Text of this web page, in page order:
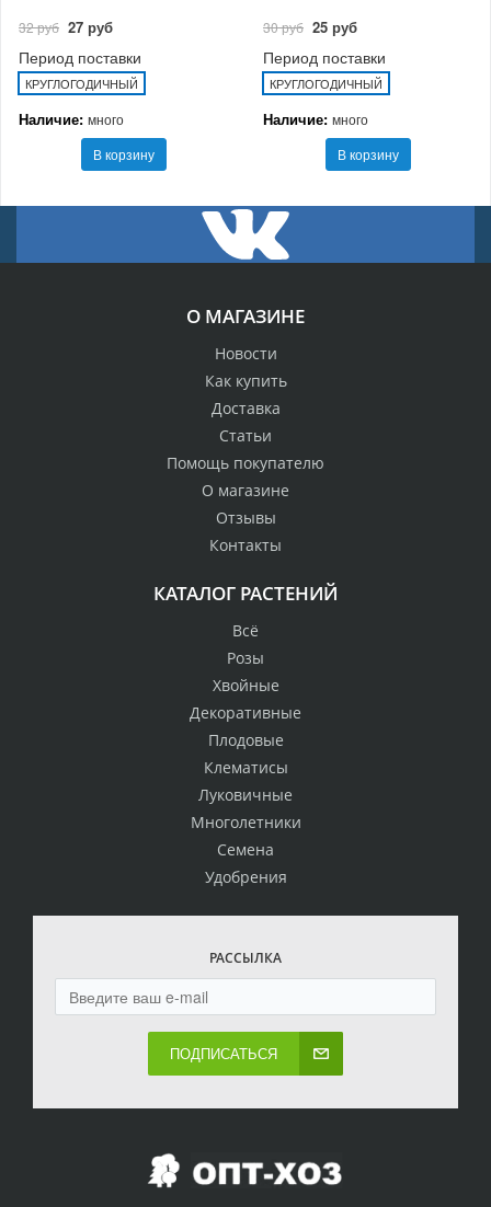
32 руб 27 руб
Период поставки
КРУГЛОГОДИЧНЫЙ
Наличие: много
В корзину
30 руб 25 руб
Период поставки
КРУГЛОГОДИЧНЫЙ
Наличие: много
В корзину
О МАГАЗИНЕ
Новости
Как купить
Доставка
Статьи
Помощь покупателю
О магазине
Отзывы
Контакты
КАТАЛОГ РАСТЕНИЙ
Всё
Розы
Хвойные
Декоративные
Плодовые
Клематисы
Луковичные
Многолетники
Семена
Удобрения
РАССЫЛКА
ПОДПИСАТЬСЯ